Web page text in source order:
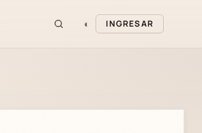
◐ INGRESAR